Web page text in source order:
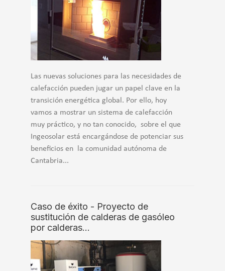
Las nuevas soluciones para las necesidades de
calefacción pueden jugar un papel clave en la
transición energética global. Por ello, hoy
vamos a mostrar un sistema de calefacción
muy práctico, y no tan conocido, sobre el que
Ingeosolar está encargándose de potenciar sus
beneficios en la comunidad autónoma de
Cantabria...
Caso de éxito - Proyecto de
sustitución de calderas de gasóleo
por calderas…